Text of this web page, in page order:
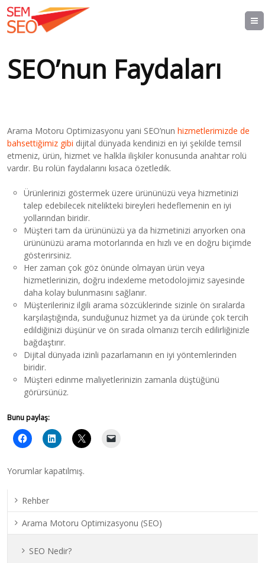
SEO’nun Faydaları
Arama Motoru Optimizasyonu yani SEO’nunhizmetlerimizde de
bahsettiğimiz gibi dijital dünyada kendinizi en iyi şekilde temsil
etmeniz, ürün, hizmet ve halkla ilişkiler konusunda anahtar rolü
vardır. Bu rolün faydalarını kısaca özetledik.
Ürünlerinizi göstermek üzere ürününüzü veya hizmetinizi
talep edebilecek nitelikteki bireyleri hedeflemenin en iyi
yollarından biridir.
Müşteri tam da ürününüzü ya da hizmetinizi arıyorken ona
ürününüzü arama motorlarında en hızlı ve en doğru biçimde
gösterirsiniz.
Her zaman çok göz önünde olmayan ürün veya
hizmetlerinizin, doğru indexleme metodolojimiz sayesinde
daha kolay bulunmasını sağlanır.
Müşterileriniz ilgili arama sözcüklerinde sizinle ön sıralarda
karşılaştığında, sunduğunuz hizmet ya da üründe çok tercih
edildiğinizi düşünür ve ön sırada olmanızı tercih edilirliğinizle
bağdaştırır.
Dijital dünyada izinli pazarlamanın en iyi yöntemlerinden
biridir.
Müşteri edinme maliyetlerinizin zamanla düştüğünü
görürsünüz.
Bunu paylaş:
Yorumlar kapatılmış.
Rehber
Arama Motoru Optimizasyonu (SEO)
SEO Nedir?